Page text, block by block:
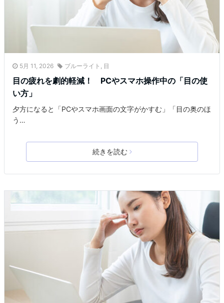
5月 11, 2026 ブルーライト , 目
目の疲れを劇的軽減！ PCやスマホ操作中の「目の使
い方」
夕方になると「PCやスマホ画面の文字がかすむ」「目の奥のほ
う…
続きを読む